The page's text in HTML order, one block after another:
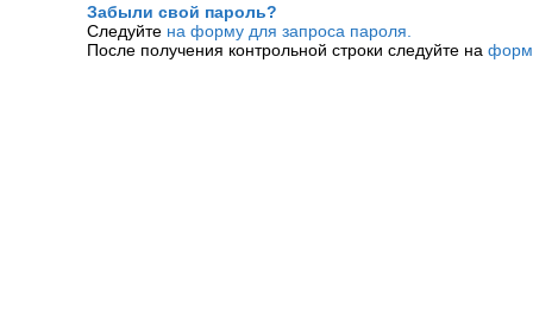
Забыли свой пароль?
Следуйте на форму для запроса пароля.
После получения контрольной строки следуйте на